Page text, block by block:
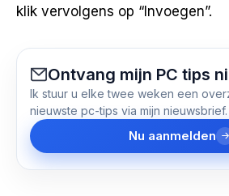
klik vervolgens op “Invoegen”.
Ontvang mijn PC tips
Ik stuur u elke twee weken een
nieuwste pc-tips via mijn nieuwsbrief.
Nu aanmelden